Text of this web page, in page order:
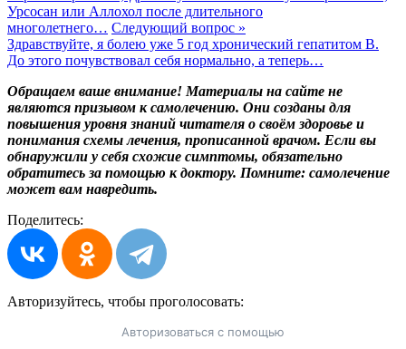
Урсосан или Аллохол после длительного
многолетнего… Следующий вопрос »
Здравствуйте, я болею уже 5 год хронический гепатитом В.
До этого почувствовал себя нормально, а теперь…
Обращаем ваше внимание! Материалы на сайте не
являются призывом к самолечению. Они созданы для
повышения уровня знаний читателя о своём здоровье и
понимания схемы лечения, прописанной врачом. Если вы
обнаружили у себя схожие симптомы, обязательно
обратитесь за помощью к доктору. Помните: самолечение
может вам навредить.
Поделитесь:
Авторизуйтесь, чтобы проголосовать:
Авторизоваться с помощью